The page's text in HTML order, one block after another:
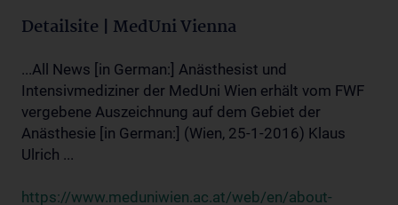
Detailsite | MedUni Vienna
...All News [in German:] Anästhesist und
Intensivmediziner der MedUni Wien erhält vom FWF
vergebene Auszeichnung auf dem Gebiet der
Anästhesie [in German:] (Wien, 25-1-2016) Klaus
Ulrich ...
https://www.meduniwien.ac.at/web/en/about-